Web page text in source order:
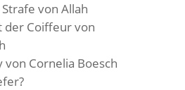
von Allah
der Coiffeur von
von Cornelia Boesch